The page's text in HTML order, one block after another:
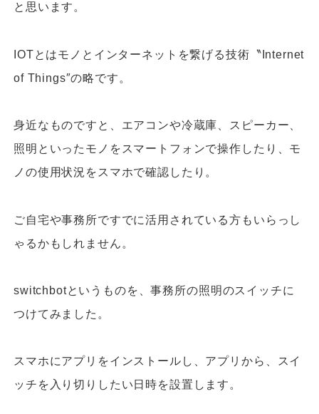
と思います。
IOTとはモノとインターネットを繋げる技術〝Internet
of Things″の略です。
身近なものですと、エアコンや冷蔵庫、スピーカー、
照明といったモノをスマートフォンで操作したり、モ
ノの使用状況をスマホで確認したり。
ご自宅や事務所ですでに活用されている方もいらっし
ゃるかもしれません。
switchbotというものを、事務所の照明のスイッチに
つけてみました。
スマホにアプリをインストールし、アプリから、スイ
ッチを入り切りしたい日時を設置します。